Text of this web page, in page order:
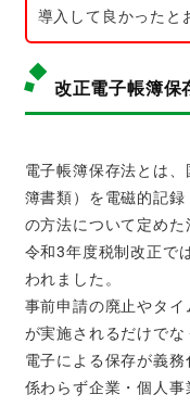
導入して良かったと
改正電子帳簿保
電子帳簿保存法とは
簿書類）を電磁的記
の方法について定めた
令和3年度税制改正で
われました。
事前申請の廃止やタ
が実施されるだけでな
電子による保存が義
係わらず企業・個人事